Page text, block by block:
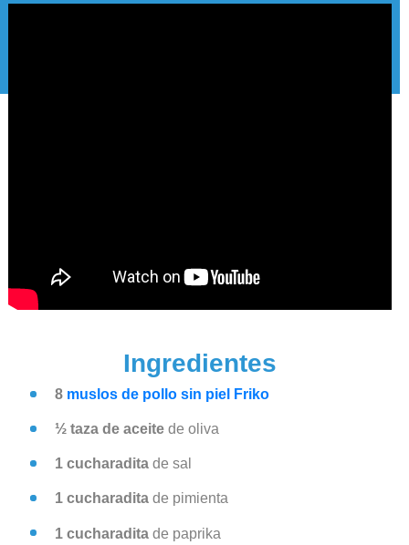
Ingredientes
8 muslos de pollo sin piel Friko
½ taza de aceite de oliva
1 cucharadita de sal
1 cucharadita de pimienta
1 cucharadita de paprika